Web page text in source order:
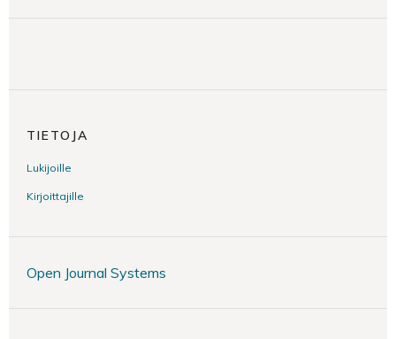
TIETOJA
Lukijoille
Kirjoittajille
Open Journal Systems